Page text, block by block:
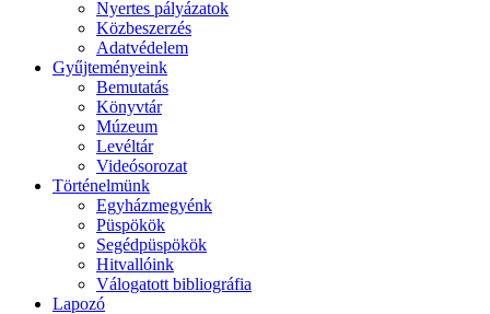
Nyertes pályázatok
Közbeszerzés
Adatvédelem
Gyűjteményeink
Bemutatás
Könyvtár
Múzeum
Levéltár
Videósorozat
Történelmünk
Egyházmegyénk
Püspökök
Segédpüspökök
Hitvallóink
Válogatott bibliográfia
Lapozó